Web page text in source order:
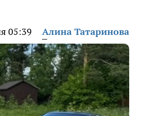
05:39 Алина Татаринова